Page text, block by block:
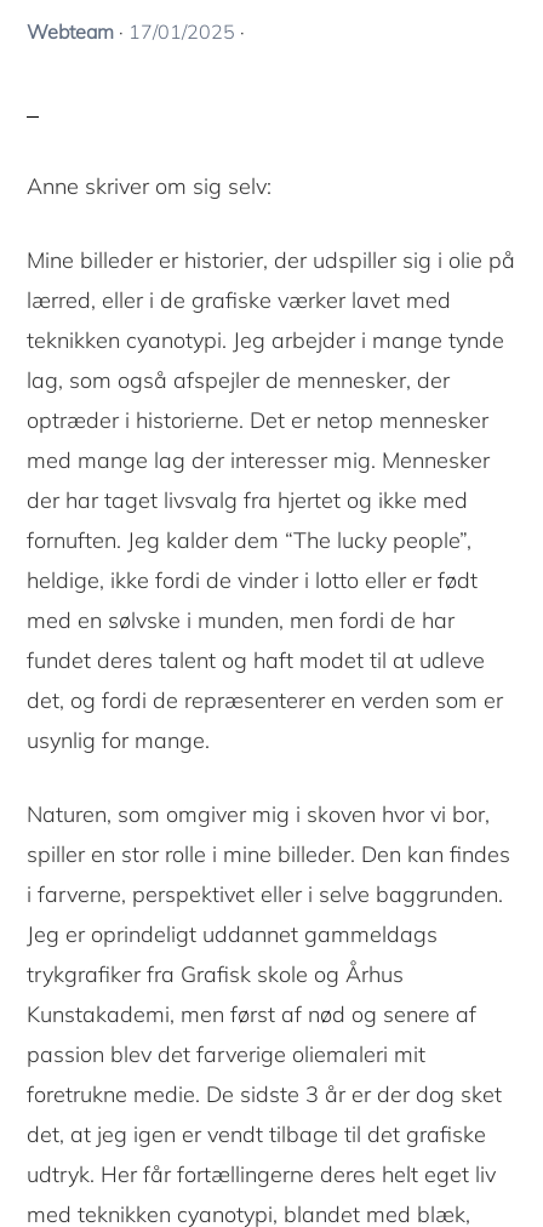
Webteam · 17/01/2025 ·
Anne skriver om sig selv:
Mine billeder er historier, der udspiller sig i olie på
lærred, eller i de grafiske værker lavet med
teknikken cyanotypi. Jeg arbejder i mange tynde
lag, som også afspejler de mennesker, der
optræder i historierne. Det er netop mennesker
med mange lag der interesser mig. Mennesker
der har taget livsvalg fra hjertet og ikke med
fornuften. Jeg kalder dem “The lucky people”,
heldige, ikke fordi de vinder i lotto eller er født
med en sølvske i munden, men fordi de har
fundet deres talent og haft modet til at udleve
det, og fordi de repræsenterer en verden som er
usynlig for mange.
Naturen, som omgiver mig i skoven hvor vi bor,
spiller en stor rolle i mine billeder. Den kan findes
i farverne, perspektivet eller i selve baggrunden.
Jeg er oprindeligt uddannet gammeldags
trykgrafiker fra Grafisk skole og Århus
Kunstakademi, men først af nød og senere af
passion blev det farverige oliemaleri mit
foretrukne medie. De sidste 3 år er der dog sket
det, at jeg igen er vendt tilbage til det grafiske
udtryk. Her får fortællingerne deres helt eget liv
med teknikken cyanotypi, blandet med blæk,